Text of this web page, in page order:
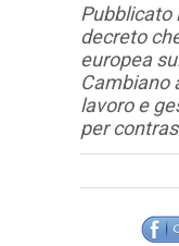
Pubblicato
decreto
europea
Cambiano
lavoro e
per
Articolo
Testo articolo